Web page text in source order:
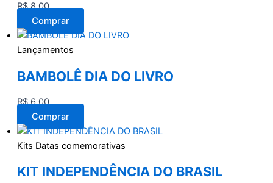
R$8,00
Comprar
Lançamentos
BAMBOLÊ DIA DO LIVRO
R$6,00
Comprar
Kits Datas comemorativas
KIT INDEPENDÊNCIA DO BRASIL